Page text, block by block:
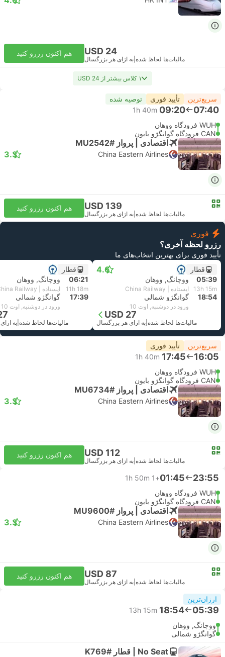
USD 24
مالیات‌ها لحاظ شده به ازای هر بزرگسال
هم اکنون رزرو کنید
۱ کلاس بیشتر از USD 24
سریع‌ترین تأیید فوری توصیه شده
07:40
09:20
1h 40m
WUH فرودگاه ووهان
CAN فرودگاه گوانگژو بایون
اقتصادی | پرواز #MU2542
China Eastern Airlines
3.3
USD 139
مالیات‌ها لحاظ شده به ازای هر بزرگسال
هم اکنون رزرو کنید
فوری
رزرو لحظه آخری؟
تأیید فوری برای بهترین انتخاب‌های ما
قطار
4.6
05:39 ووچانگ, ووهان
13h 15m ایستاده | China Railway
18:54 گوانگژو شمالی
ورود در دوشنبه, اوت 10
USD 27
مالیات‌ها لحاظ شده به ازای هر بزرگسال
قطار
06:21
ووچانگ, ووهان
11h 18m ایستاده | China Railway
17:39 گوانگژو شمالی
ورود در دوشنبه, اوت 10
مالیات‌ها لحاظ شده به
سریع‌ترین تأیید فوری
16:05
17:45
1h 40m
WUH فرودگاه ووهان
CAN فرودگاه گوانگژو بایون
اقتصادی | پرواز #MU6734
China Eastern Airlines
3.3
USD 112
مالیات‌ها لحاظ شده به ازای هر بزرگسال
هم اکنون رزرو کنید
23:55
01:45
+1
1h 50m
WUH فرودگاه ووهان
CAN فرودگاه گوانگژو بایون
اقتصادی | پرواز #MU9600
China Eastern Airlines
3.3
USD 87
مالیات‌ها لحاظ شده به ازای هر بزرگسال
هم اکنون رزرو کنید
ارزان‌ترین
05:39
18:54
13h 15m
ووچانگ, ووهان
گوانگژو شمالی
No Seat | قطار #K769